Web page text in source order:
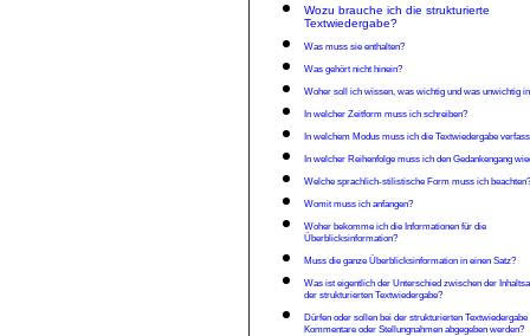
Wozu brauche ich die strukturierte
Textwiedergabe?
Was muss sie enthalten?
Was gehört nicht hinein?
Woher soll ich wissen, was wichtig und was unwichtig
In welcher Zeitform muss ich schreiben?
In welchem Modus muss ich die Textwiedergabe
In welcher Reihenfolge muss ich den Gedankengang
Welche sprachlich-stilistische Form muss ich beachten?
Womit muss ich anfangen?
Woher bekomme ich die Informationen für die
Überblicksinformation?
Muss die ganze Überblicksinformation in einen Satz?
Was ist eigentlich der Unterschied zwischen der
der strukturierten Textwiedergabe?
Dürfen oder sollen bei der strukturierten Textwiedergabe
Kommentare oder Stellungnahmen abgegeben werden?